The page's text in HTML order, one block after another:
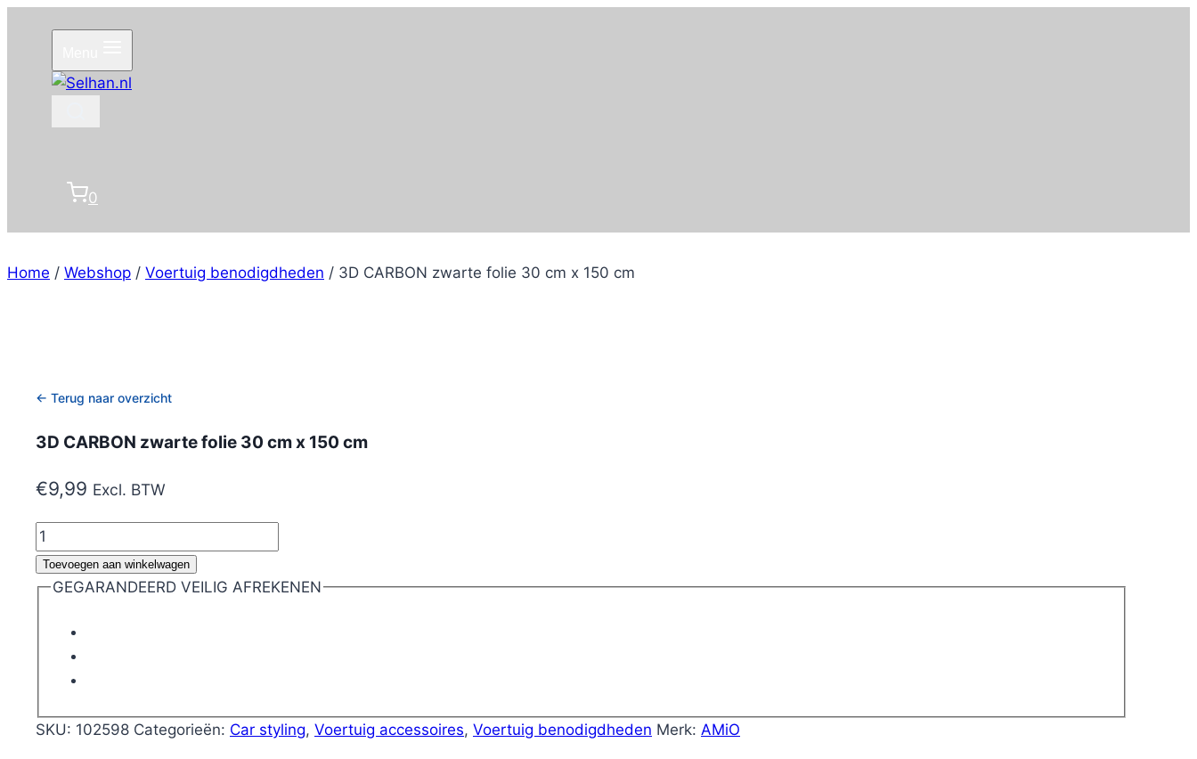
inhoud
0
Home / Webshop / Voertuig benodigdheden / 3D CARBON zwarte folie 30 cm x 150 cm
← Terug naar overzicht
3D CARBON zwarte folie 30 cm x 150 cm
€9,99 Excl. BTW
3D
CARBON
zwarte
cm
Toevoegen aan winkelwagen
GEGARANDEERD VEILIG AFREKENEN
SKU: 102598 Categorieën: Car styling, Voertuig accessoires, Voertuig benodigdheden Merk: AMiO